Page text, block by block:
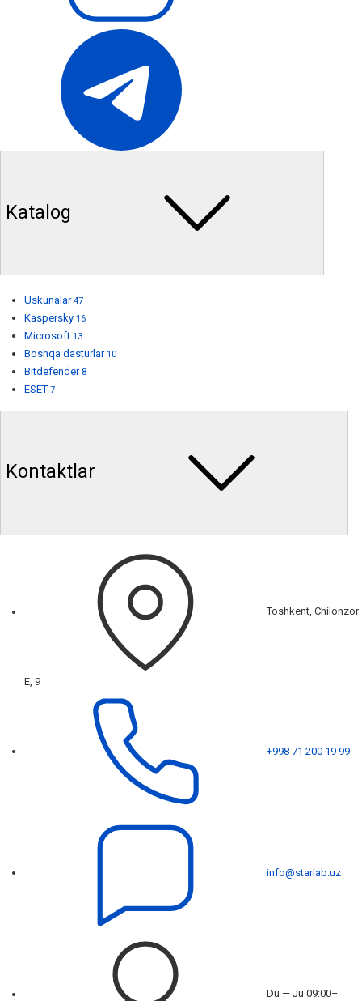
Katalog
Uskunalar 47
Kaspersky 16
Microsoft 13
Boshqa dasturlar 10
Bitdefender 8
ESET 7
Kontaktlar
Toshkent, Chilonzor
E, 9
+998 71 200 19 99
info@starlab.uz
Du — Ju 09:00–